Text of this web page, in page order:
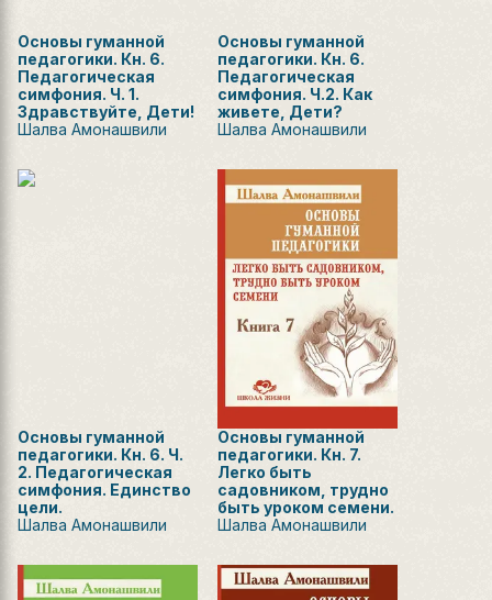
Основы гуманной
педагогики. Кн. 6.
Педагогическая
симфония. Ч. 1.
Здравствуйте, Дети!
Шалва Амонашвили
Основы гуманной
педагогики. Кн. 6.
Педагогическая
симфония. Ч.2. Как
живете, Дети?
Шалва Амонашвили
Основы гуманной
педагогики. Кн. 6. Ч.
2. Педагогическая
симфония. Единство
цели.
Шалва Амонашвили
Основы гуманной
педагогики. Кн. 7.
Легко быть
садовником, трудно
быть уроком семени.
Шалва Амонашвили